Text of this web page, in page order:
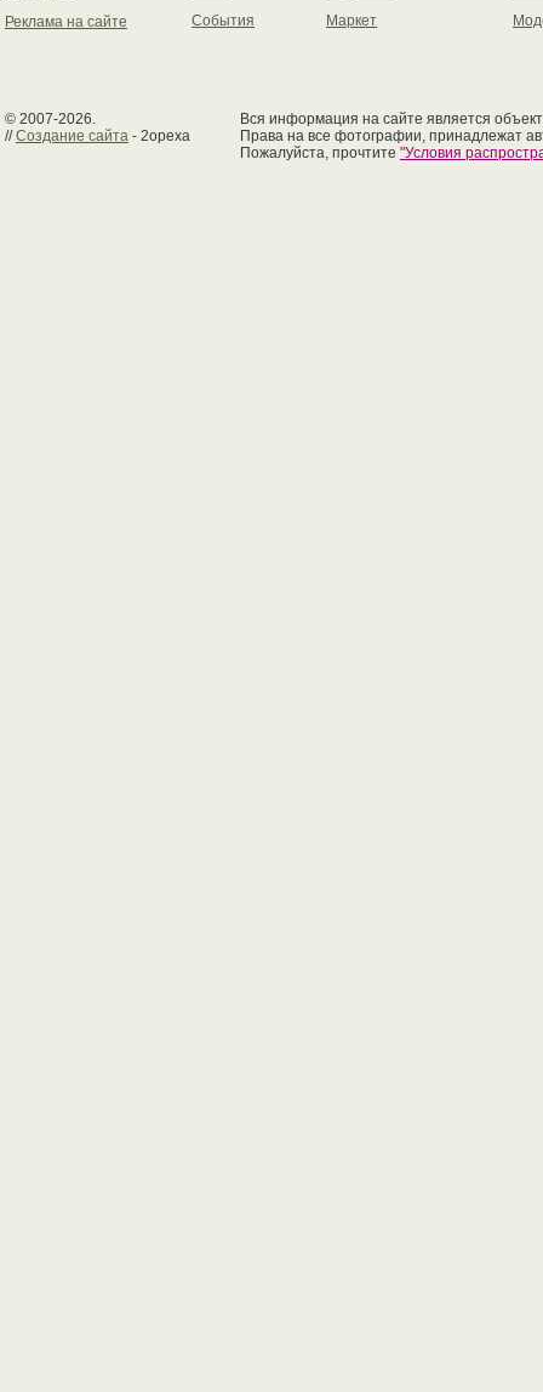
Реклама на сайте
События
Маркет
© 2007-2026.
//Создание сайта - 2opexa
Вся информация на сайте является
Права на все фотографии, принадлежат
Пожалуйста, прочтите "Условия